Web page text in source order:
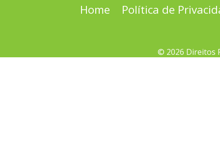
Home Política de
© 2026 Direitos